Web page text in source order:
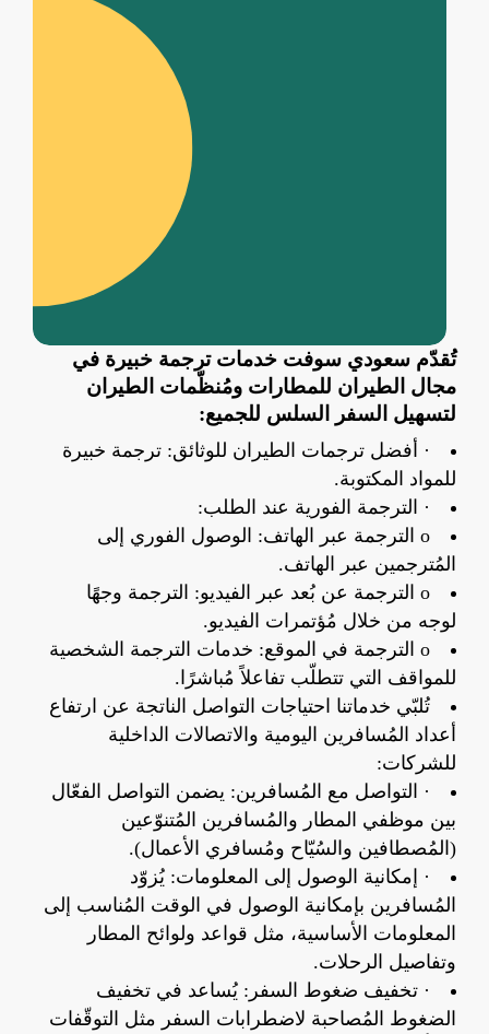
تُقدّم سعودي سوفت خدمات ترجمة خبيرة في
مجال الطيران للمطارات ومُنظّمات الطيران
لتسهيل السفر السلس للجميع:
· أفضل ترجمات الطيران للوثائق: ترجمة خبيرة
للمواد المكتوبة.
· الترجمة الفورية عند الطلب:
o الترجمة عبر الهاتف: الوصول الفوري إلى
المُترجمين عبر الهاتف.
o الترجمة عن بُعد عبر الفيديو: الترجمة وجهًا
لوجه من خلال مُؤتمرات الفيديو.
o الترجمة في الموقع: خدمات الترجمة الشخصية
للمواقف التي تتطلّب تفاعلاً مُباشرًا.
تُلبّي خدماتنا احتياجات التواصل الناتجة عن ارتفاع
أعداد المُسافرين اليومية والاتصالات الداخلية
للشركات:
· التواصل مع المُسافرين: يضمن التواصل الفعّال
بين موظفي المطار والمُسافرين المُتنوّعين
(المُصطافين والسُيّاح ومُسافري الأعمال).
· إمكانية الوصول إلى المعلومات: يُزوّد
المُسافرين بإمكانية الوصول في الوقت المُناسب إلى
المعلومات الأساسية، مثل قواعد ولوائح المطار
وتفاصيل الرحلات.
· تخفيف ضغوط السفر: يُساعد في تخفيف
الضغوط المُصاحبة لاضطرابات السفر مثل التوقّفات